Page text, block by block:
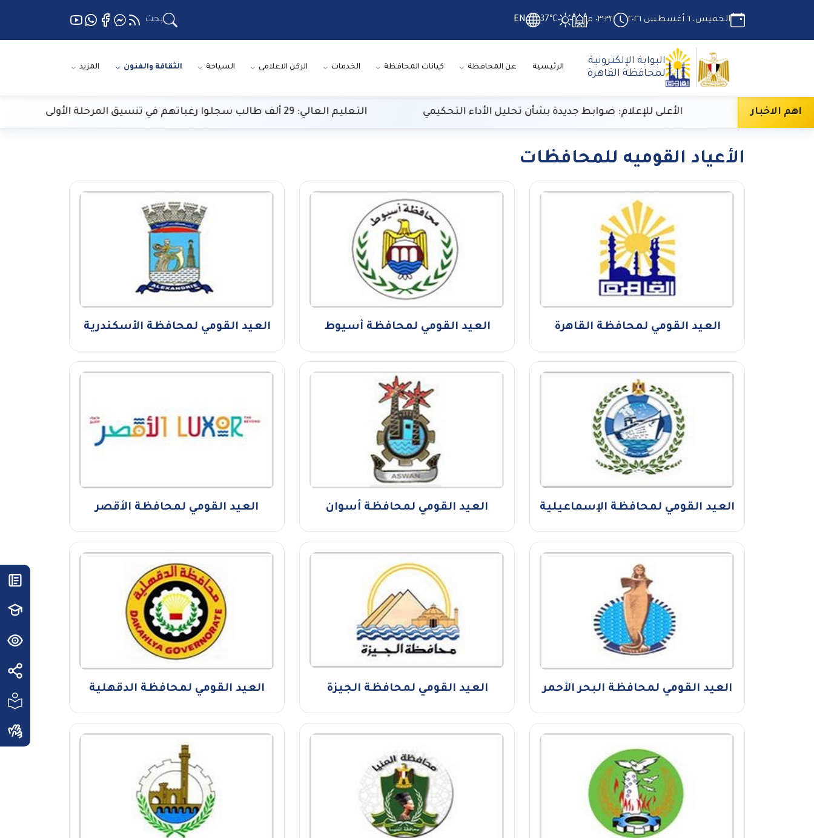
الخميس، ٦ أغسطس ٢٠٢٦ ٠٣:٣٢ م 37°C
EN بحث
البوابة الإلكترونية
لمحافظة القاهرة
الرئيسية عن المحافظة كيانات المحافظة الخدمات الركن الاعلامى السياحة الثقافة والفنون المزيد
اهم الاخبار
الحرارة الأعلى للإعلام: ضوابط جديدة بشأن تحليل الأداء التحكيمي التعليم العالي: 29 ألف طالب سجلوا رغباتهم في تنسيق المرحلة الأولى
الأعياد القوميه للمحافظات
العيد القومي لمحافظة القاهرة العيد القومي لمحافظة أسيوط العيد القومي لمحافظة الأسكندرية
العيد القومي لمحافظة الإسماعيلية العيد القومي لمحافظة أسوان العيد القومي لمحافظة الأقصر
العيد القومي لمحافظة البحر الأحمر العيد القومي لمحافظة الجيزة العيد القومي لمحافظة الدقهلية